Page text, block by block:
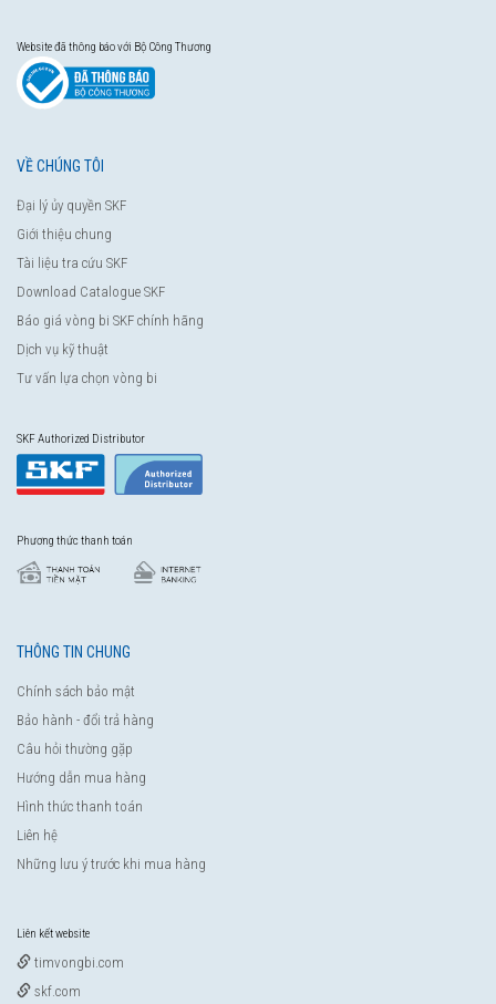
Website đã thông báo với Bộ Công Thương
VỀ CHÚNG TÔI
Đại lý ủy quyền SKF
Giới thiệu chung
Tài liệu tra cứu SKF
Download Catalogue SKF
Báo giá vòng bi SKF chính hãng
Dịch vụ kỹ thuật
Tư vấn lựa chọn vòng bi
SKF Authorized Distributor
Phương thức thanh toán
THÔNG TIN CHUNG
Chính sách bảo mật
Bảo hành - đổi trả hàng
Câu hỏi thường gặp
Hướng dẫn mua hàng
Hình thức thanh toán
Liên hệ
Những lưu ý trước khi mua hàng
Liên kết website
timvongbi.com
skf.com